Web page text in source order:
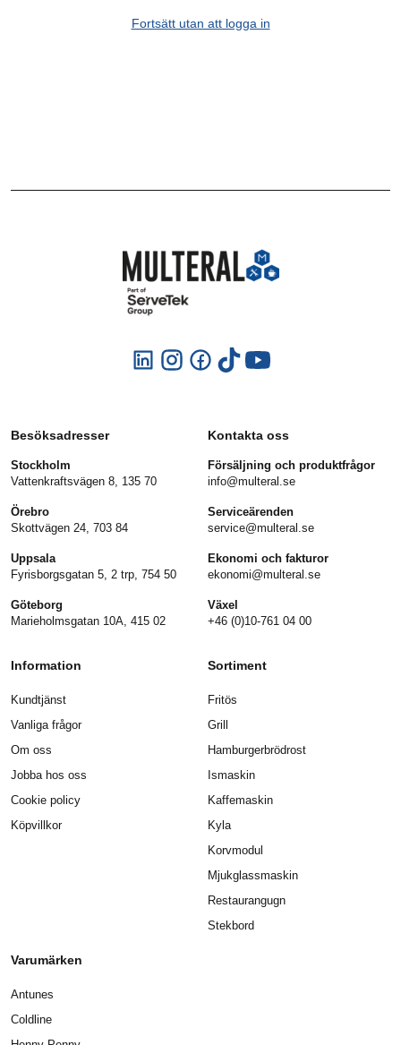
Fortsätt utan att logga in
Besöksadresser
Stockholm
Vattenkraftsvägen 8, 135 70
Örebro
Skottvägen 24, 703 84
Uppsala
Fyrisborgsgatan 5, 2 trp, 754 50
Göteborg
Marieholmsgatan 10A, 415 02
Kontakta oss
Försäljning och produktfrågor
info@multeral.se
Serviceärenden
service@multeral.se
Ekonomi och fakturor
ekonomi@multeral.se
Växel
+46 (0)10-761 04 00
Information
Kundtjänst
Vanliga frågor
Om oss
Jobba hos oss
Cookie policy
Köpvillkor
Sortiment
Fritös
Grill
Hamburgerbrödrost
Ismaskin
Kaffemaskin
Kyla
Korvmodul
Mjukglassmaskin
Restaurangugn
Stekbord
Varumärken
Antunes
Coldline